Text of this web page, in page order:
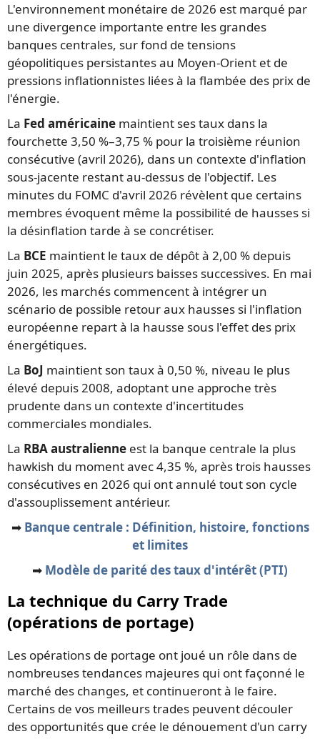
L'environnement monétaire de 2026 est marqué par
une divergence importante entre les grandes
banques centrales, sur fond de tensions
géopolitiques persistantes au Moyen-Orient et de
pressions inflationnistes liées à la flambée des prix de
l'énergie.
La Fed américaine maintient ses taux dans la
fourchette 3,50 %–3,75 % pour la troisième réunion
consécutive (avril 2026), dans un contexte d'inflation
sous-jacente restant au-dessus de l'objectif. Les
minutes du FOMC d'avril 2026 révèlent que certains
membres évoquent même la possibilité de hausses si
la désinflation tarde à se concrétiser.
La BCE maintient le taux de dépôt à 2,00 % depuis
juin 2025, après plusieurs baisses successives. En mai
2026, les marchés commencent à intégrer un
scénario de possible retour aux hausses si l'inflation
européenne repart à la hausse sous l'effet des prix
énergétiques.
La BoJ maintient son taux à 0,50 %, niveau le plus
élevé depuis 2008, adoptant une approche très
prudente dans un contexte d'incertitudes
commerciales mondiales.
La RBA australienne est la banque centrale la plus
hawkish du moment avec 4,35 %, après trois hausses
consécutives en 2026 qui ont annulé tout son cycle
d'assouplissement antérieur.
➡️ Banque centrale : Définition, histoire, fonctions
et limites
➡️ Modèle de parité des taux d'intérêt (PTI)
La technique du Carry Trade
(opérations de portage)
Les opérations de portage ont joué un rôle dans de
nombreuses tendances majeures qui ont façonné le
marché des changes, et continueront à le faire.
Certains de vos meilleurs trades peuvent découler
des opportunités que crée le dénouement d'un carry